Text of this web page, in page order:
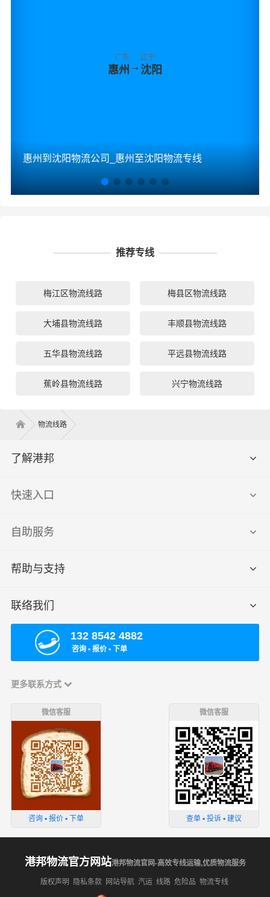
广东
惠州 →
辽宁
沈阳
惠州到沈阳物流公司_惠州至沈阳物流专线
推荐专线
梅江区物流线路 梅县区物流线路
大埔县物流线路 丰顺县物流线路
五华县物流线路 平远县物流线路
蕉岭县物流线路 兴宁物流线路
物流线路
了解港邦
快速入口
自助服务
帮助与支持
联络我们
132 8542 4882
咨询 ▪ 报价 ▪ 下单
更多联系方式
微信客服
咨询 ▪ 报价 ▪ 下单
微信客服
查单 ▪ 投诉 ▪ 建议
港邦物流官方网站港邦物流官网-高效专线运输,优质物流服务
版权声明 隐私条款 网站导航 汽运 线路 危险品 物流专线